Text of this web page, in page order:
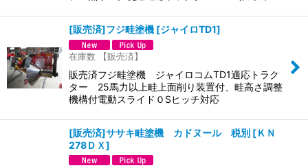
[販売済]フジ畦塗機 [ジャイロTD1]
在庫数 【販売済】
販売済フジ畦塗機 ジャイロコムTD1適応トラク
ター 25馬力以上畦上面削り装置付、畦高さ調整
機構付電動スライド０Sヒッチ対応
[販売済]ササキ畦塗機 カドヌール 税別 [ＫＮ
278ＤＸ]